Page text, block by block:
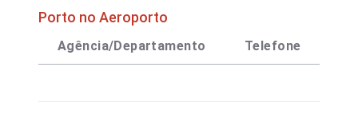
Porto no Aeroporto
Agência/Departamento Telefone